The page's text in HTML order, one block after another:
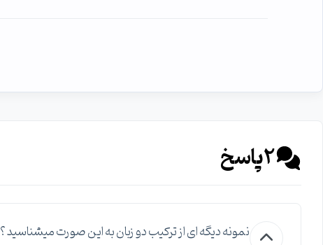
2پاسخ
نمونه دیگه ای از ترکیب دو زبان به این صورت میشناسید ؟